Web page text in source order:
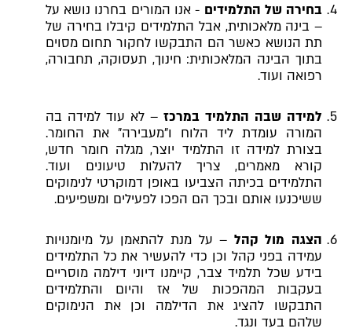
בחירה של התלמידים - אנו המורים בחרנו נושא על
– בינה מלאכותית, אבל התלמידים קיבלו בחירה של
תת הנושא כאשר הם התבקשו לחקור תחום מסוים
בתוך הבינה המלאכותית: חינוך, תעסוקה, תחבורה,
רפואה ועוד.
למידה שבה התלמיד במרכז– לא עוד למידה בה
המורה עומדת ליד הלוח ו"מעבירה" את החומר.
בצורת למידה זו התלמיד יוצר, מגלה חומר חדש,
קורא מאמרים, צריך להעלות טיעונים ועוד.
התלמידים בכיתה הצביעו באופן דמוקרטי לנימוקים
ששיכנעו אותם ובכך הם הפכו לפעילים ומשפיעים.
הצגה מול קהל – על מנת להתאמן על מיומנויות
עמידה בפני קהל וכן כדי להעשיר את כל התלמידים
בידע שכל תלמיד צבר, קיימנו דיוני דילמה מוסריים
בעקבות המהפכות של אז והיום והתלמידים
התבקשו להציג את הדילמה וכן את הנימוקים
שלהם בעד ונגד.